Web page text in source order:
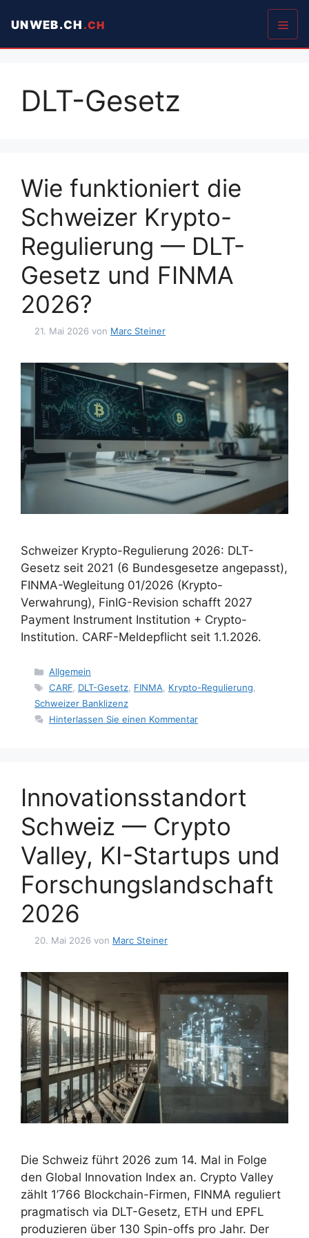
zumUNWEB.CH
Menü
DLT-Gesetz
Wie funktioniert die
Schweizer Krypto-
Regulierung — DLT-
Gesetz und FINMA
2026?
21. Mai 2026 von Marc Steiner
Schweizer Krypto-Regulierung 2026: DLT-
Gesetz seit 2021 (6 Bundesgesetze angepasst),
FINMA-Wegleitung 01/2026 (Krypto-
Verwahrung), FinIG-Revision schafft 2027
Payment Instrument Institution + Crypto-
Institution. CARF-Meldepflicht seit 1.1.2026.
Kategorien
Allgemein
Tags
CARF, DLT-Gesetz, FINMA, Krypto-Regulierung,
Schweizer Banklizenz
Hinterlassen Sie einen Kommentar
Innovationsstandort
Schweiz — Crypto
Valley, KI-Startups und
Forschungslandschaft
2026
20. Mai 2026 von Marc Steiner
Die Schweiz führt 2026 zum 14. Mal in Folge
den Global Innovation Index an. Crypto Valley
zählt 1’766 Blockchain-Firmen, FINMA reguliert
pragmatisch via DLT-Gesetz, ETH und EPFL
produzieren über 130 Spin-offs pro Jahr. Der